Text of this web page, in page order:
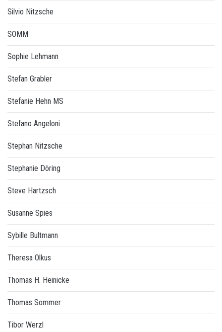
Silvio Nitzsche
SOMM
Sophie Lehmann
Stefan Grabler
Stefanie Hehn MS
Stefano Angeloni
Stephan Nitzsche
Stephanie Döring
Steve Hartzsch
Susanne Spies
Sybille Bultmann
Theresa Olkus
Thomas H. Heinicke
Thomas Sommer
Tibor Werzl